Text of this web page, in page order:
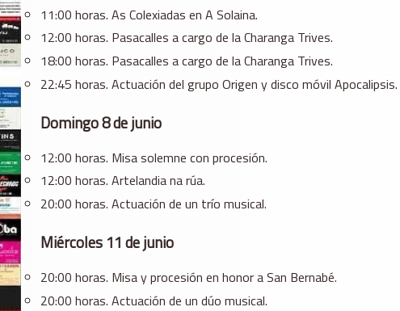
11:00 horas. As Colexiadas en A Solaina.
12:00 horas. Pasacalles a cargo de la Charanga Trives.
18:00 horas. Pasacalles a cargo de la Charanga Trives.
22:45 horas. Actuación del grupo Origen y disco móvil Apocalipsis.
Domingo 8 de junio
12:00 horas. Misa solemne con procesión.
12:00 horas. Artelandia na rúa.
20:00 horas. Actuación de un trío musical.
Miércoles 11 de junio
20:00 horas. Misa y procesión en honor a San Bernabé.
20:00 horas. Actuación de un dúo musical.